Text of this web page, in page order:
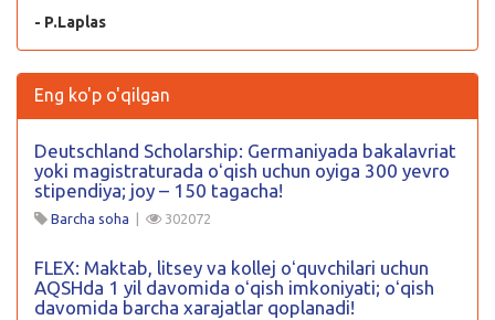
- P.Laplas
Eng ko'p o'qilgan
Deutschland Scholarship: Germaniyada bakalavriat
yoki magistraturada oʻqish uchun oyiga 300 yevro
stipendiya; joy – 150 tagacha!
Barcha soha 302072
FLEX: Maktab, litsey va kollej oʻquvchilari uchun
AQSHda 1 yil davomida oʻqish imkoniyati; oʻqish
davomida barcha xarajatlar qoplanadi!